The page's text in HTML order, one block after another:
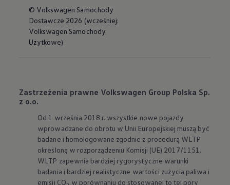
Użytkowe)
Od 1 września 2018 r. wszystkie nowe pojazdy
wprowadzane do obrotu w Unii Europejskiej muszą być
określoną w rozporządzeniu Komisji (UE) 2017/1151.
WLTP zapewnia bardziej rygorystyczne warunki
badania i bardziej realistyczne wartości zużycia paliwa i
emisji CO w porównaniu do stosowanej to tej pory
metody NEDC. Prezentowane dane dotyczące
wartości zużycia paliwa i emisji CO
są danymi